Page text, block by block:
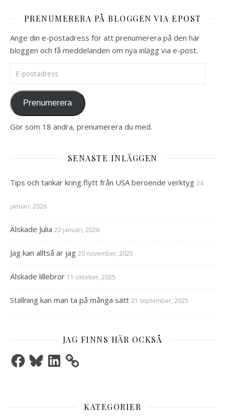
PRENUMERERA PÅ BLOGGEN VIA EPOST
Ange din e-postadress för att prenumerera på den här
bloggen och få meddelanden om nya inlägg via e-post.
E-postadress
Prenumerera
Gör som 18 andra, prenumerera du med.
SENASTE INLÄGGEN
Tips och tankar kring flytt från USA beroende verktyg 24
januari, 2026
Älskade Julia 22 januari, 2026
Jag kan alltså är jag 20 november, 2025
Älskade lillebror 11 oktober, 2025
Ställning kan man ta på många sätt 21 september, 2025
JAG FINNS HÄR OCKSÅ
FacebookBlueskyLinkedIn
KATEGORIER